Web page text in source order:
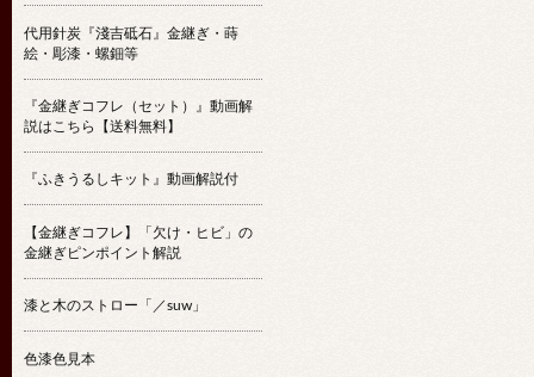
代用針炭『淺吉砥石』金継ぎ・蒔
絵・彫漆・螺鈿等
『金継ぎコフレ（セット）』動画解
説はこちら【送料無料】
『ふきうるしキット』動画解説付
【金継ぎコフレ】「欠け・ヒビ」の
金継ぎピンポイント解説
漆と木のストロー「／suw」
色漆色見本